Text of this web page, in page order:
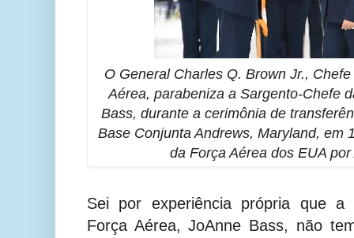
O General Charles Q. Brown Jr.,
Aérea, parabeniza a Sargento-Chefe
Bass, durante a cerimônia de
Base Conjunta Andrews, Maryland, em
da Força Aérea dos EUA
Sei por experiência própria que a
Força Aérea, JoAnne Bass, não